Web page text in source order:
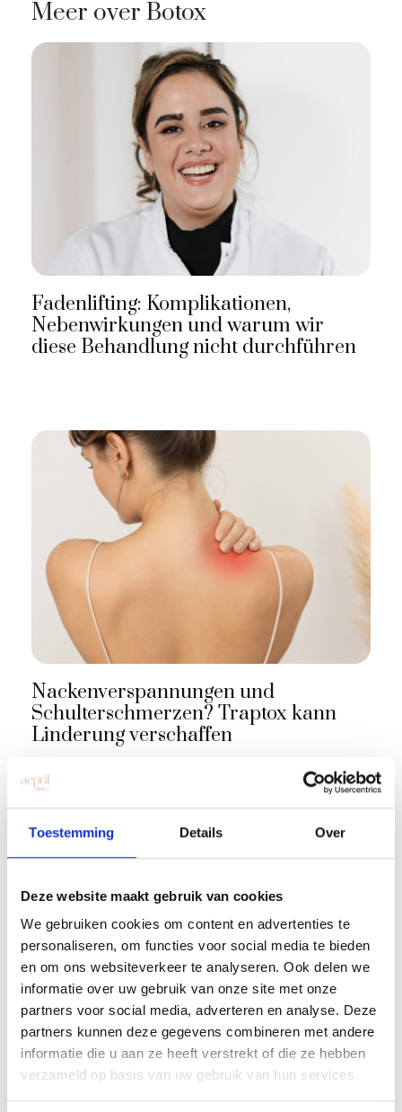
Toestemming Details Over
Deze website maakt gebruik van cookies
We gebruiken cookies om content en advertenties te
personaliseren, om functies voor social media te bieden
en om ons websiteverkeer te analyseren. Ook delen we
informatie over uw gebruik van onze site met onze
partners voor social media, adverteren en analyse. Deze
partners kunnen deze gegevens combineren met andere
informatie die u aan ze heeft verstrekt of die ze hebben
verzameld op basis van uw gebruik van hun services.
Meer over Botox
Fadenlifting: Komplikationen,
Nebenwirkungen und warum wir
diese Behandlung nicht durchführen
Nackenverspannungen und
Schulterschmerzen? Traptox kann
Linderung verschaffen
Bunny-Lines-Botox: Die kleine